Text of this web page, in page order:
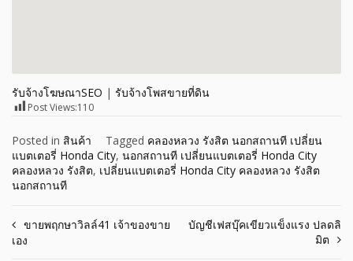
รับจ้างโฆษณาSEO | รับจ้างโพสขายที่ดิน
Post Views:110
Posted in สินค้า Tagged คลองหลวง รังสิต นอกสถานที เปลี่ยน
แบตเตอรี่ Honda City, นอกสถานที เปลี่ยนแบตเตอรี่ Honda City
คลองหลวง รังสิต, เปลี่ยนแบตเตอรี่ Honda City คลองหลวง รังสิต
นอกสถานที
Post
ขายพฤกษาวิลล์41 เจ้าของขาย
เอง
บัญชีเฟสบุ๊คเขียวแข็งแรง ปลดลิ
มิต